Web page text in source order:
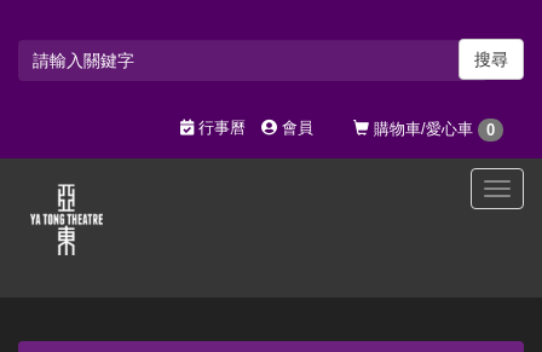
搜尋
購物車/愛心車 0
行事曆 會員
選